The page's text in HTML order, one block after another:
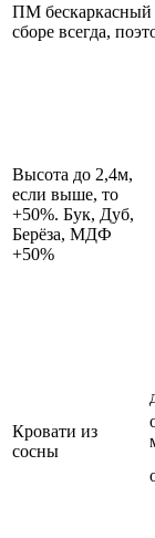
ПМ бескаркасный
сборе всегда,
Высота до 2,4м,
если выше, то
+50%. Бук, Дуб,
Берёза, МДФ
+50%
Кровати из
сосны